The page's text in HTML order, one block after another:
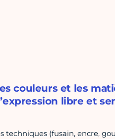
couleurs et les
libre et
techniques (fusain, encre,